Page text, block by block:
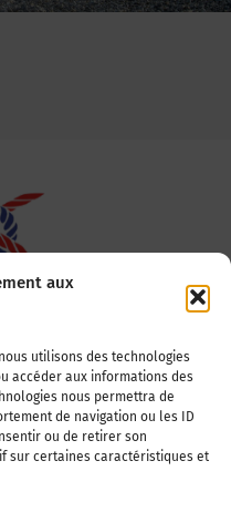
aux
utilisons des technologies
accéder aux informations des
nous permettra de
de navigation ou les ID
ou de retirer son
sur certaines caractéristiques et
Elus des Littoraux